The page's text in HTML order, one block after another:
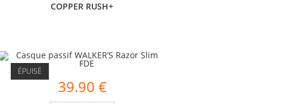
COPPER RUSH+
ÉPUISÉ
39.90 €